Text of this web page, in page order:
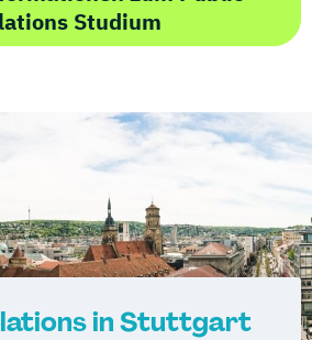
Studium
in Stuttgart